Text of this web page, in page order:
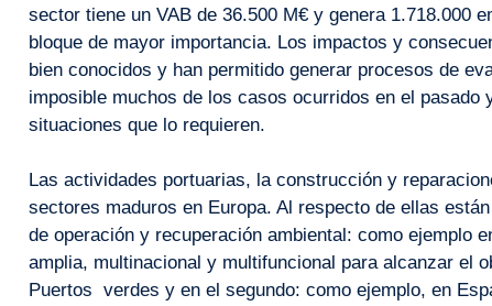
sector tiene un VAB de 36.500 M€ y genera 1.718.000
bloque de mayor importancia. Los impactos y
bien conocidos y han permitido generar procesos de
imposible muchos de los casos ocurridos en el pasado
situaciones que lo requieren.
Las actividades portuarias, la construcción y
sectores maduros en Europa. Al respecto de ellas
de operación y recuperación ambiental: como ejemplo
amplia, multinacional y multifuncional para alcanzar el
Puertos verdes y en el segundo: como ejemplo, en